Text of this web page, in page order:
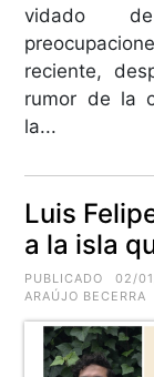
vidado
reciente,
rumor de la
la...
Luis
a la isla
PUBLICADO 02/
ARAÚJO BECERRA